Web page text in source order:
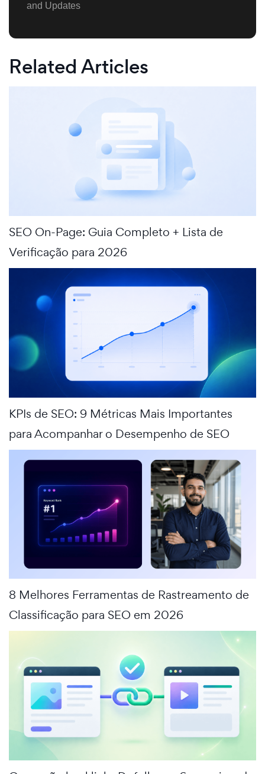
and Updates
Related Articles
SEO On-Page: Guia Completo + Lista de
Verificação para 2026
KPIs de SEO: 9 Métricas Mais Importantes
para Acompanhar o Desempenho de SEO
8 Melhores Ferramentas de Rastreamento de
Classificação para SEO em 2026